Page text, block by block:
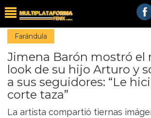
Farándula
Jimena Barón mostró el
look de su hijo Arturo y
a sus seguidores: “Le
corte taza”
La artista compartió tiernas